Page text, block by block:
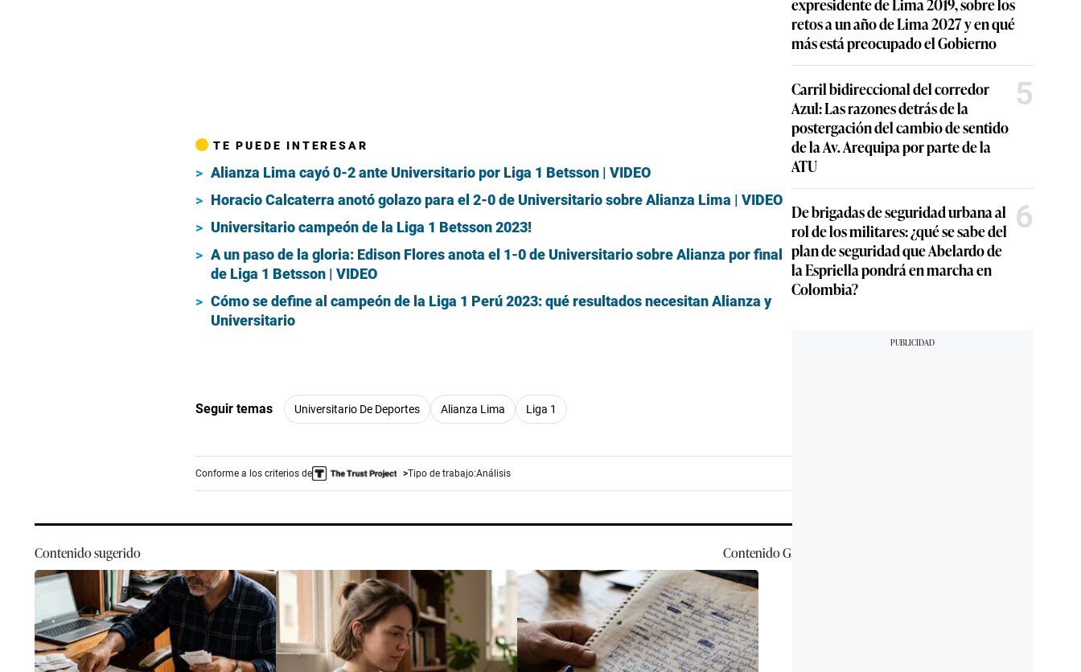
TE PUEDE INTERESAR
Alianza Lima cayó 0-2 ante Universitario por Liga 1 Betsson | VIDEO
Horacio Calcaterra anotó golazo para el 2-0 de Universitario sobre Alianza Lima | VIDEO
Universitario campeón de la Liga 1 Betsson 2023!
A un paso de la gloria: Edison Flores anota el 1-0 de Universitario sobre Alianza por final
de Liga 1 Betsson | VIDEO
Cómo se define al campeón de la Liga 1 Perú 2023: qué resultados necesitan Alianza y
Universitario
Seguir temas Universitario De Deportes Alianza Lima Liga 1
Conforme a los criterios de Tipo de trabajo:Análisis
Contenido sugerido ContenidoGEC
retos a un año de Lima 2027 y en qué
más está preocupado el Gobierno
Carril bidireccional del corredor
Azul: Las razones detrás de la
postergación del cambio de sentido
de la Av. Arequipa por parte de la
ATU
5
De brigadas de seguridad urbana al
rol de los militares: ¿qué se sabe del
plan de seguridad que Abelardo de
la Espriella pondrá en marcha en
Colombia?
6